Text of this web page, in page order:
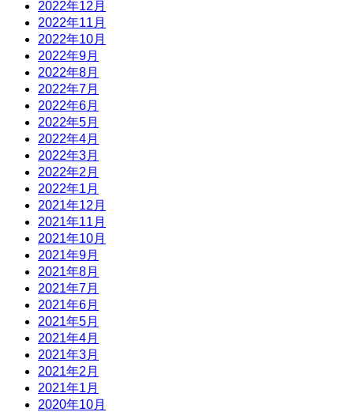
2022年12月
2022年11月
2022年10月
2022年9月
2022年8月
2022年7月
2022年6月
2022年5月
2022年4月
2022年3月
2022年2月
2022年1月
2021年12月
2021年11月
2021年10月
2021年9月
2021年8月
2021年7月
2021年6月
2021年5月
2021年4月
2021年3月
2021年2月
2021年1月
2020年10月